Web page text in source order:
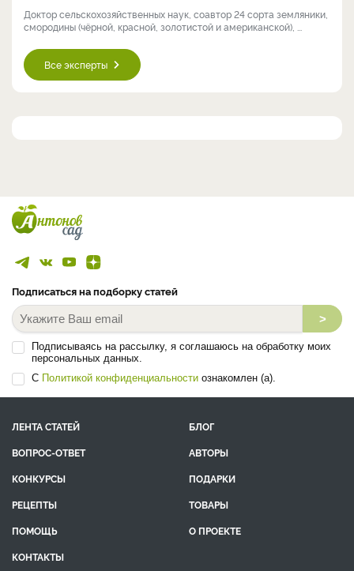
Доктор сельскохозяйственных наук, соавтор 24 сорта земляники,
смородины (чёрной, красной, золотистой и американской), ...
Все эксперты
Подписаться на подборку статей
>
Подписываясь на рассылку, я соглашаюсь на обработку моих
персональных данных.
С Политикой конфиденциальности ознакомлен (а).
ЛЕНТА СТАТЕЙ
БЛОГ
ВОПРОС-ОТВЕТ
АВТОРЫ
КОНКУРСЫ
ПОДАРКИ
РЕЦЕПТЫ
ТОВАРЫ
ПОМОЩЬ
О ПРОЕКТЕ
КОНТАКТЫ